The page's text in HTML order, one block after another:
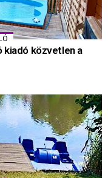
kiadó közvetlen a